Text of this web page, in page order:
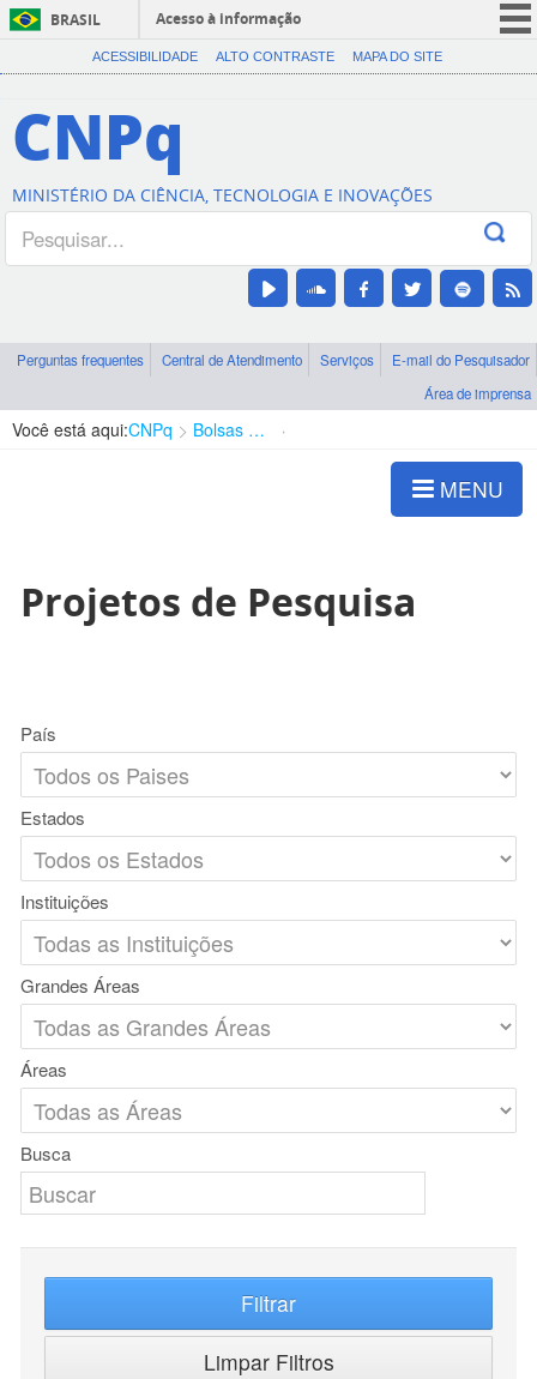
BRASIL
Acesso à informação
CORONAVÍRUS (COVID-19)
Canais
ACESSIBILIDADE ALTO CONTRASTE MAPA DO SITE
CNPq
MINISTÉRIO DA CIÊNCIA, TECNOLOGIA E INOVAÇÕES
Perguntas frequentes Central de Atendimento Serviços
E-mail do Pesquisador
Área de imprensa
Você está aqui:CNPq Bolsas e Auxílios Vigentes
MENU
Projetos de Pesquisa
País
Estados
Instituições
Grandes Áreas
Áreas
Busca
Filtrar
Limpar Filtros